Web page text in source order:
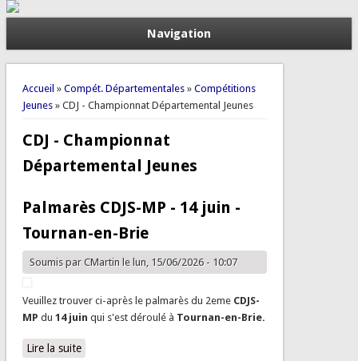
Navigation
Vous êtes ici
Accueil » Compét. Départementales» Compétitions
Jeunes» CDJ - Championnat Départemental Jeunes
CDJ - Championnat
Départemental Jeunes
Palmarès CDJS-MP - 14 juin -
Tournan-en-Brie
Soumis par CMartinle lun, 15/06/2026 - 10:07
Veuillez trouver ci-après le palmarès du 2eme CDJS-
MP du 14 juin qui s'est déroulé à Tournan-en-Brie.
Lire la suitede Palmarès CDJS-MP - 14 juin - Tournan-en-Brie